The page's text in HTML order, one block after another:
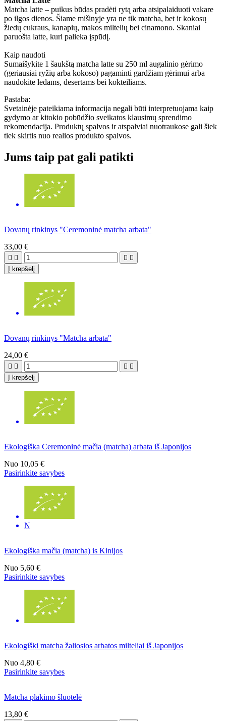
Matcha latte – puikus būdas pradėti rytą arba atsipalaiduoti vakare
po ilgos dienos. Šiame mišinyje yra ne tik matcha, bet ir kokosų
žiedų cukraus, kanapių, makos miltelių bei cinamono. Skaniai
paruošta latte, kuri palieka įspūdį.
Kaip naudoti
Sumaišykite 1 šaukštą matcha latte su 250 ml augalinio gėrimo
(geriausiai ryžių arba kokoso) pagaminti gardžiam gėrimui arba
naudokite ledams, desertams bei kokteiliams.
Pastaba:
Svetainėje pateikiama informacija negali būti interpretuojama kaip
gydymo ar kitokio pobūdžio sveikatos klausimų sprendimo
rekomendacija. Produktų spalvos ir atspalviai nuotraukose gali šiek
tiek skirtis nuo realios produkto spalvos.
Jums taip pat gali patikti
Dovanų rinkinys "Ceremoninė matcha arbata"
33,00 €
   
Į krepšelį
Dovanų rinkinys "Matcha arbata"
24,00 €
   
Į krepšelį
Ekologiška Ceremoninė mačia (matcha) arbata iš Japonijos
Nuo 10,05 €
Pasirinkite savybes
N
Ekologiška mačia (matcha) is Kinijos
Nuo 5,60 €
Pasirinkite savybes
Ekologiški matcha žaliosios arbatos milteliai iš Japonijos
Nuo 4,80 €
Pasirinkite savybes
Matcha plakimo šluotelė
13,80 €